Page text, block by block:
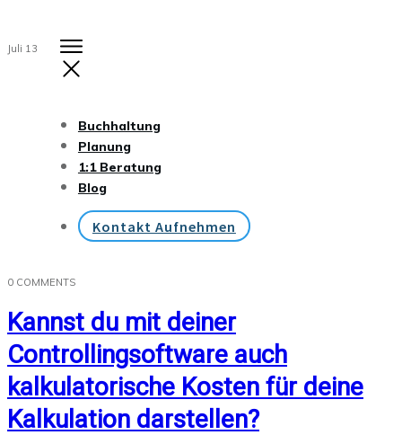
Buchhaltung
Planung
1:1 Beratung
Blog
Kontakt Aufnehmen
Juli 13
0 COMMENTS
Kannst du mit deiner
Controllingsoftware auch
kalkulatorische Kosten für deine
Kalkulation darstellen?